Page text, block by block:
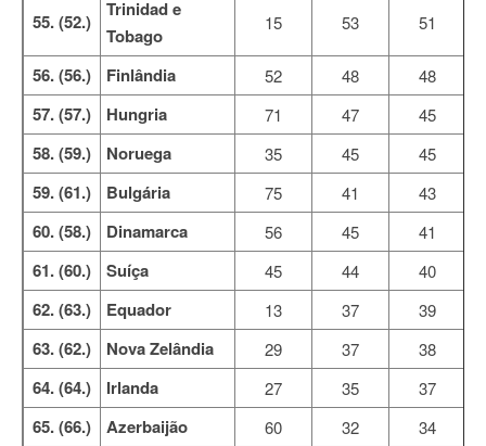
55. (52.)
Trinidad e
Tobago
15 53 51
56. (56.) Finlândia 52 48 48
57. (57.) Hungria 71 47 45
58. (59.) Noruega 35 45 45
59. (61.) Bulgária 75 41 43
60. (58.) Dinamarca 56 45 41
61. (60.) Suíça 45 44 40
62. (63.) Equador 13 37 39
63. (62.) Nova Zelândia 29 37 38
64. (64.) Irlanda 27 35 37
65. (66.) Azerbaijão 60 32 34